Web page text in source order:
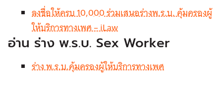
ลงชื่อให้ครบ 10,000 ร่วมเสนอร่างพ.ร.บ. คุ้มครองผู้
ให้บริการทางเพศ – iLaw
อ่าน ร่าง พ.ร.บ. Sex Worker
ร่าง พ.ร.บ.คุ้มครองผู้ให้บริการทางเพศ